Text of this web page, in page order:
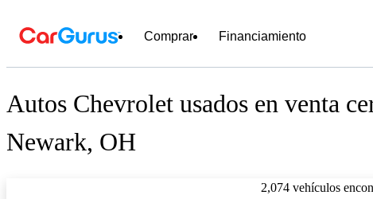
Comprar Financiamiento
Autos Chevrolet usados en venta
Newark, OH
2,074 vehículos